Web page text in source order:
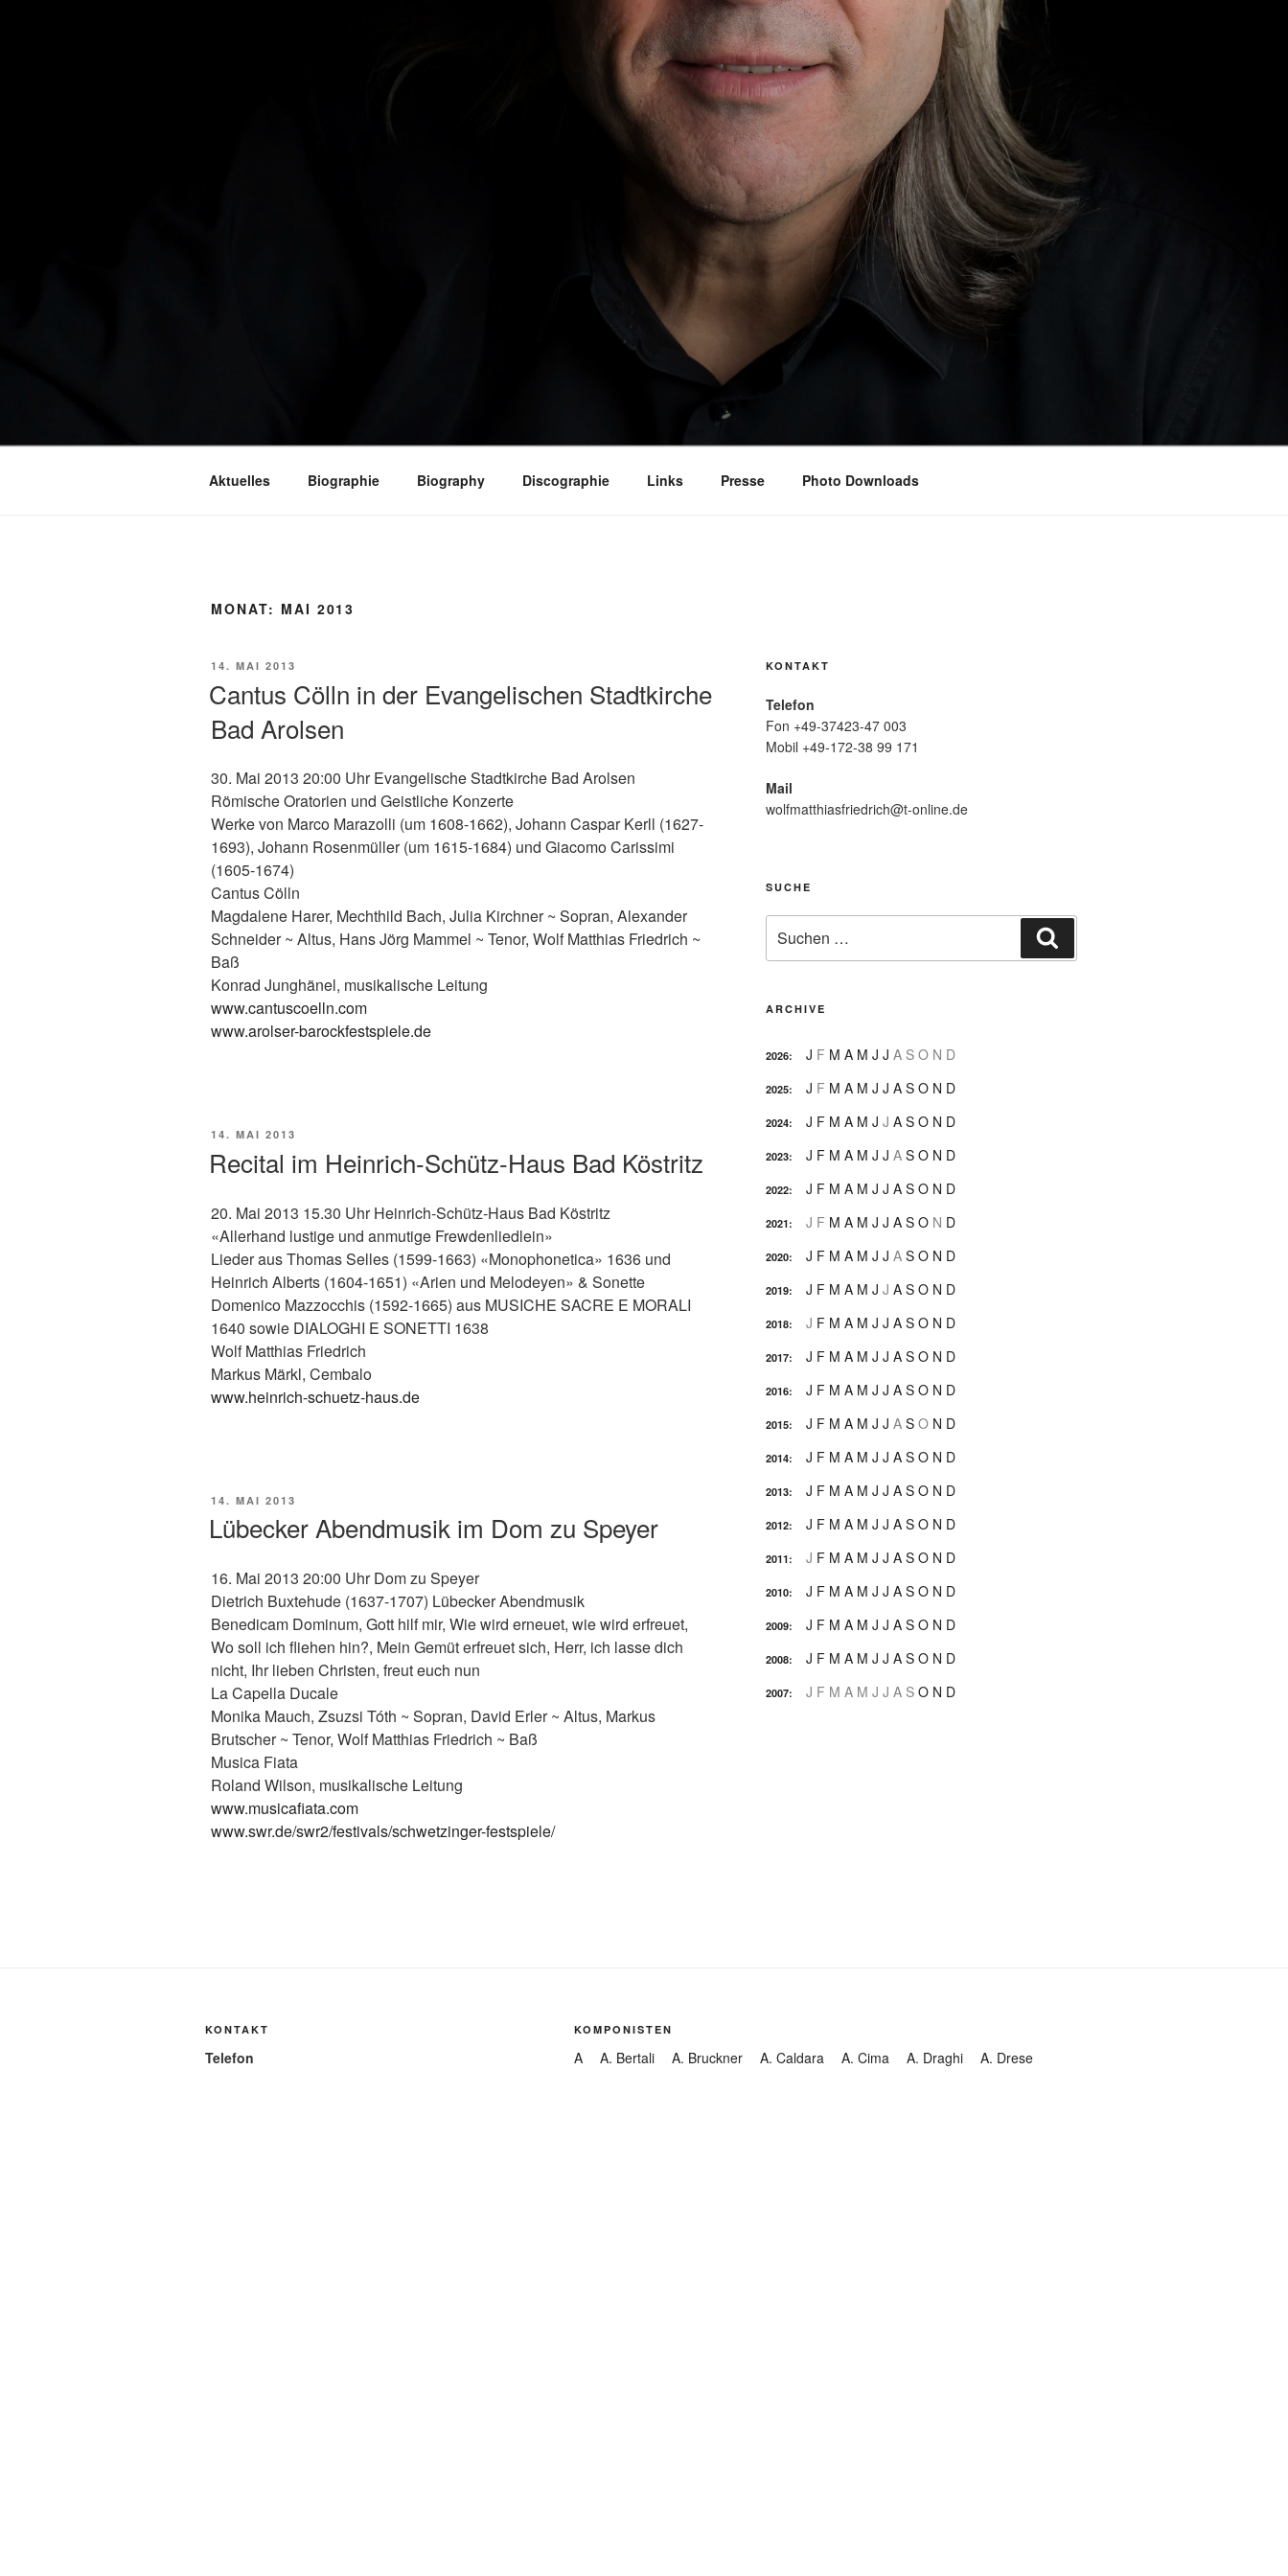
Aktuelles Biographie Biography Discographie Links Presse Photo Downloads
MONAT: MAI 2013
VERÖFFENTLICHT
14. MAI 2013
Cantus Cölln in der Evangelischen Stadtkirche
Bad Arolsen
30. Mai 2013 20:00 Uhr Evangelische Stadtkirche Bad Arolsen
Römische Oratorien und Geistliche Konzerte
Werke von Marco Marazolli (um 1608-1662), Johann Caspar Kerll (1627-
1693), Johann Rosenmüller (um 1615-1684) und Giacomo Carissimi
(1605-1674)
Cantus Cölln
Magdalene Harer, Mechthild Bach, Julia Kirchner ~ Sopran, Alexander
Schneider ~ Altus, Hans Jörg Mammel ~ Tenor, Wolf Matthias Friedrich ~
Baß
Konrad Junghänel, musikalische Leitung
www.cantuscoelln.com
www.arolser-barockfestspiele.de
VERÖFFENTLICHT
14. MAI 2013
Recital im Heinrich-Schütz-Haus Bad Köstritz
20. Mai 2013 15.30 Uhr Heinrich-Schütz-Haus Bad Köstritz
«Allerhand lustige und anmutige Frewdenliedlein»
Lieder aus Thomas Selles (1599-1663) «Monophonetica» 1636 und
Heinrich Alberts (1604-1651) «Arien und Melodeyen» & Sonette
Domenico Mazzocchis (1592-1665) aus MUSICHE SACRE E MORALI
1640 sowie DIALOGHI E SONETTI 1638
Wolf Matthias Friedrich
Markus Märkl, Cembalo
www.heinrich-schuetz-haus.de
VERÖFFENTLICHT
14. MAI 2013
Lübecker Abendmusik im Dom zu Speyer
16. Mai 2013 20:00 Uhr Dom zu Speyer
Dietrich Buxtehude (1637-1707) Lübecker Abendmusik
Benedicam Dominum, Gott hilf mir, Wie wird erneuet, wie wird erfreuet,
Wo soll ich fliehen hin?, Mein Gemüt erfreuet sich, Herr, ich lasse dich
nicht, Ihr lieben Christen, freut euch nun
La Capella Ducale
Monika Mauch, Zsuzsi Tóth ~ Sopran, David Erler ~ Altus, Markus
Brutscher ~ Tenor, Wolf Matthias Friedrich ~ Baß
Musica Fiata
Roland Wilson, musikalische Leitung
www.musicafiata.com
www.swr.de/swr2/festivals/schwetzinger-festspiele/
KONTAKT
Telefon
Fon +49-37423-47 003
Mobil +49-172-38 99 171
Mail
wolfmatthiasfriedrich@t-online.de
SUCHE
nach:
ARCHIVE
2026: J F M A M J J A S O N D
2025: J F M A M J J A S O N D
2024: J F M A M J J A S O N D
2023: J F M A M J J A S O N D
2022: J F M A M J J A S O N D
2021: J F M A M J J A S O N D
2020: J F M A M J J A S O N D
2019: J F M A M J J A S O N D
2018: J F M A M J J A S O N D
2017: J F M A M J J A S O N D
2016: J F M A M J J A S O N D
2015: J F M A M J J A S O N D
2014: J F M A M J J A S O N D
2013: J F M A M J J A S O N D
2012: J F M A M J J A S O N D
2011: J F M A M J J A S O N D
2010: J F M A M J J A S O N D
2009: J F M A M J J A S O N D
2008: J F M A M J J A S O N D
2007: J F M A M J J A S O N D
KONTAKT
Telefon
KOMPONISTEN
A A. Bertali A. Bruckner A. Caldara A. Cima A. Draghi
A. Drese